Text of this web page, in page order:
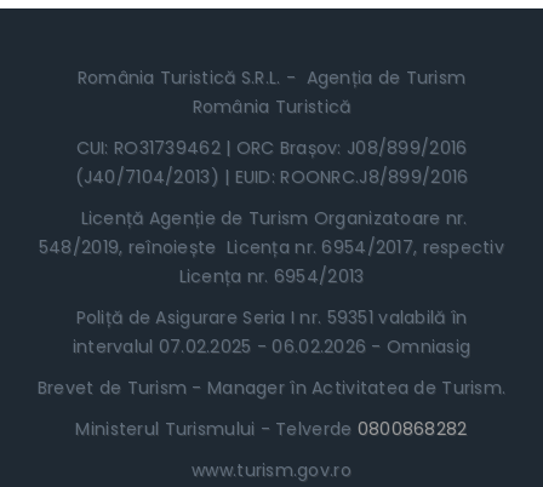
România Turistică S.R.L. - Agenția de Turism
România Turistică
CUI: RO31739462 | ORC Brașov: J08/899/2016
(J40/7104/2013) | EUID: ROONRC.J8/899/2016
Licență Agenție de Turism Organizatoare nr.
548/2019, reînoiește Licența nr. 6954/2017, respectiv
Licența nr. 6954/2013
Poliță de Asigurare Seria I nr. 59351 valabilă în
intervalul 07.02.2025 - 06.02.2026 - Omniasig
Brevet de Turism - Manager în Activitatea de Turism.
Ministerul Turismului - Telverde 0800868282
www.turism.gov.ro